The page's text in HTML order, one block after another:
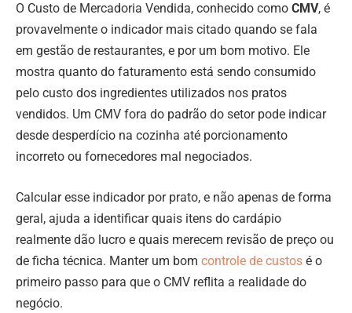
O Custo de Mercadoria Vendida, conhecido como CMV, é
provavelmente o indicador mais citado quando se fala
em gestão de restaurantes, e por um bom motivo. Ele
mostra quanto do faturamento está sendo consumido
pelo custo dos ingredientes utilizados nos pratos
vendidos. Um CMV fora do padrão do setor pode indicar
desde desperdício na cozinha até porcionamento
incorreto ou fornecedores mal negociados.
Calcular esse indicador por prato, e não apenas de forma
geral, ajuda a identificar quais itens do cardápio
realmente dão lucro e quais merecem revisão de preço ou
de ficha técnica. Manter um bom controle de custos é o
primeiro passo para que o CMV reflita a realidade do
negócio.